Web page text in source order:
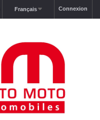
Connexion
Français